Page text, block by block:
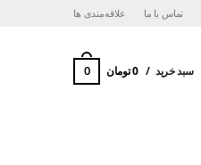
تماس با ما ‌علاقه‌مندی ها
سبد خرید 0 تومان 0